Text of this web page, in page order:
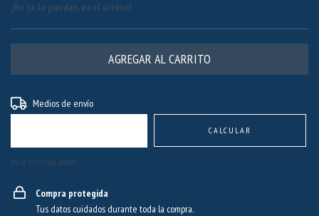
¡No te lo pierdas, es el último!
Entregas para el CP:
Medios de envío
CALCULAR
No sé mi código postal
Compra protegida
Tus datos cuidados durante toda la compra.